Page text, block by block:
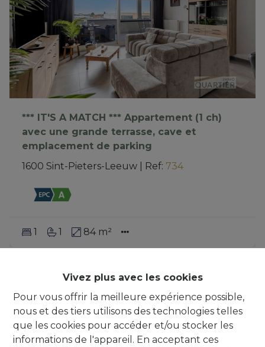
Vivez plus avec les cookies
Pour vous offrir la meilleure expérience possible,
nous et des tiers utilisons des technologies telles
que les cookies pour accéder et/ou stocker les
informations de l'appareil. En acceptant ces
*** IT'S A MATCH *** Appartement (1 ch)
avec une grande terrasse, cave et
emplacement de parking
1600 Sint-Pieters-Leeuw
Ref: 734
1 1 84 m²
IT’S A MATCH!